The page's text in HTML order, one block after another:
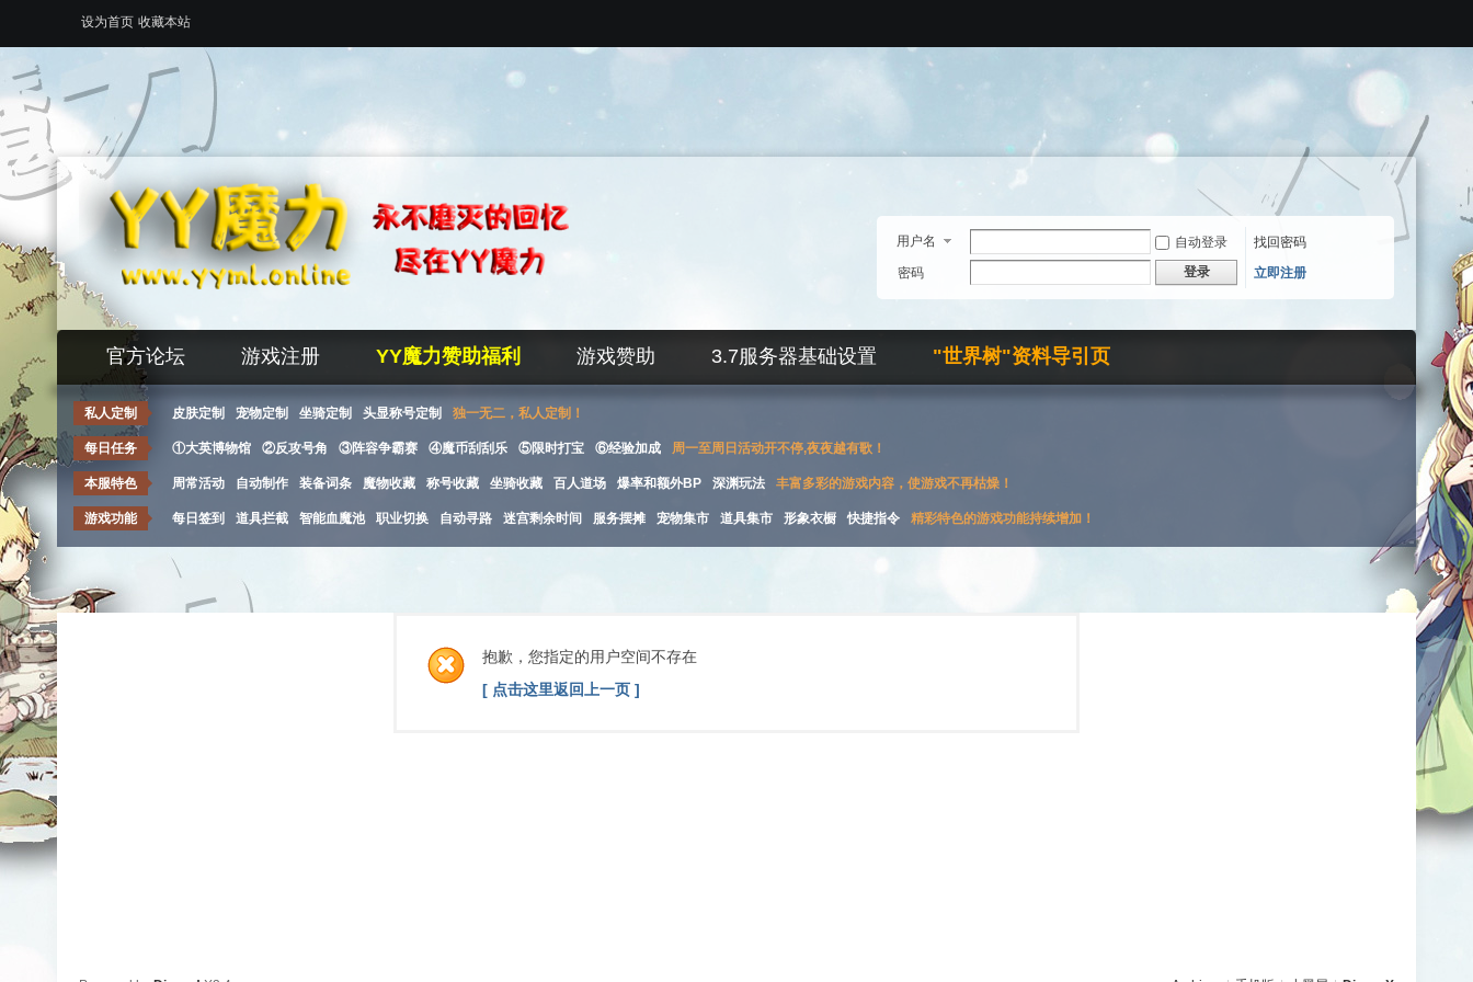
设为首页 收藏本站
用户名 自动登录
找回密码
密码
登录 立即注册
官方论坛 游戏注册 YY魔力赞助福利 游戏赞助 3.7服务器基础设置 "世界树"资料导引页
私人定制 皮肤定制 宠物定制 坐骑定制 头显称号定制 独一无二，私人定制！
每日任务 ①大英博物馆 ②反攻号角 ③阵容争霸赛 ④魔币刮刮乐 ⑤限时打宝 ⑥经验加成 周一至周日活动开不停,夜夜越有歌！
本服特色 周常活动 自动制作 装备词条 魔物收藏 称号收藏 坐骑收藏 百人道场 爆率和额外BP 深渊玩法 丰富多彩的游戏内容，使游戏不再枯燥！
游戏功能 每日签到 道具拦截 智能血魔池 职业切换 自动寻路 迷宫剩余时间 服务摆摊 宠物集市 道具集市 形象衣橱 快捷指令 精彩特色的游戏功能持续增加！
抱歉，您指定的用户空间不存在
[ 点击这里返回上一页 ]